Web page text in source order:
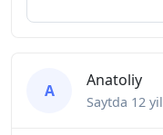
A
Anatoliy
Saytda 12 yil